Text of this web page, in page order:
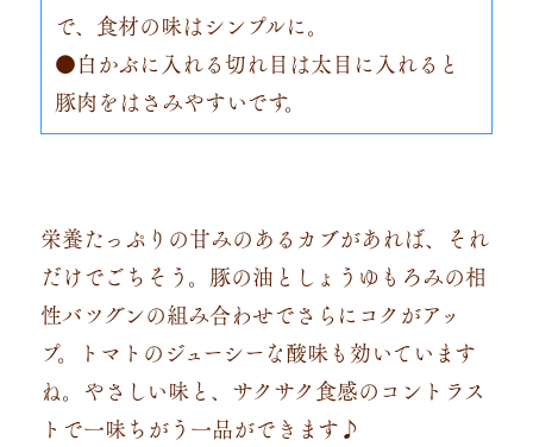
で、食材の味はシンプルに。
●白かぶに入れる切れ目は太目に入れると
豚肉をはさみやすいです。
栄養たっぷりの甘みのあるカブがあれば、それ
だけでごちそう。豚の油としょうゆもろみの相
性バツグンの組み合わせでさらにコクがアッ
プ。トマトのジューシーな酸味も効いています
ね。やさしい味と、サクサク食感のコントラス
トで一味ちがう一品ができます♪